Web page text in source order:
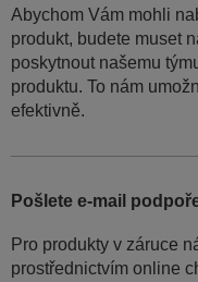
Abychom Vám mohli
produkt, budete muset
poskytnout našemu
produktu. To nám
efektivně.
Pošlete e-mail
Pro produkty v záruce
prostřednictvím online